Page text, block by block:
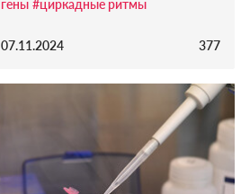
гены #циркадные ритмы
07.11.2024 377